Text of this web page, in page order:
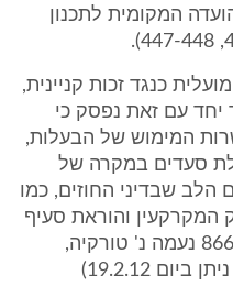
המקומית לתכנון
כנגד זכות קניינית,
יחד עם זאת נפסק כי
המימוש של הבעלות,
סעדים במקרה של
הלב שבדיני החוזים, כמו
הוראת סעיף 14 לחוק המקרקעין והוראת סעיף
74 לפקודת הנזיקין (ע"א 8661/10 נעמה נ' טורקיה,
(פורסם במאגרים המשפטיים, ניתן ביום 19.2.12)